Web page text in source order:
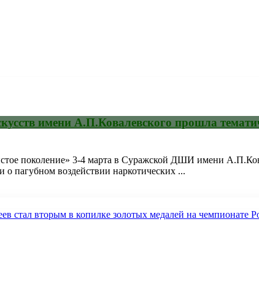
имени А.П.Ковалевского прошла
поколение» 3-4 марта в Суражской ДШИ имени
о пагубном воздействии наркотических ...